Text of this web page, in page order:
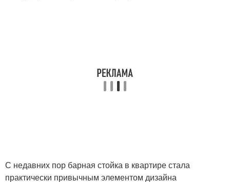
С недавних пор барная стойка в квартире стала
практически привычным элементом дизайна